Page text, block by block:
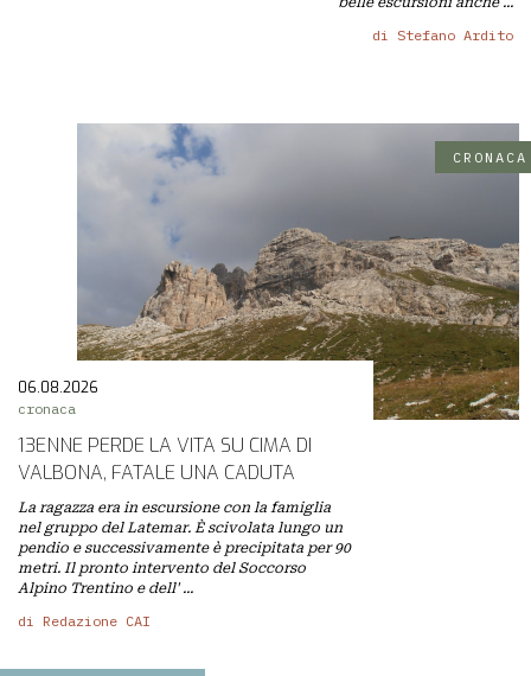
di Stefano Ardito
CRONACA
06.08.2026
cronaca
13ENNE PERDE LA VITA SU CIMA DI
VALBONA, FATALE UNA CADUTA
La ragazza era in escursione con la famiglia
nel gruppo del Latemar. È scivolata lungo un
pendio e successivamente è precipitata per 90
metri. Il pronto intervento del Soccorso
Alpino Trentino e dell' ...
di Redazione CAI